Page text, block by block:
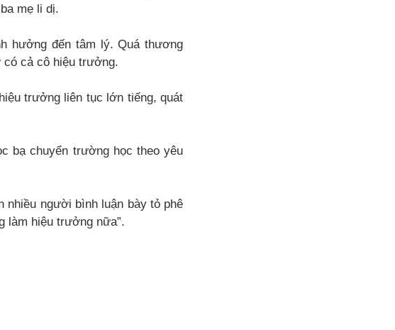
mẹ li dị.
hưởng đến tâm lý. Quá thương
có cả cô hiệu trưởng.
trưởng liên tục lớn tiếng, quát
bạ chuyển trường học theo yêu
nhiều người bình luận bày tỏ phê
làm hiệu trưởng nữa”.